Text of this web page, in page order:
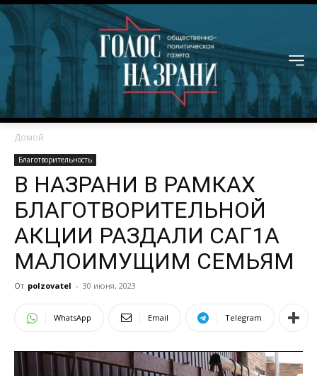
Домой
Благотворительность
В НАЗРАНИ В РАМКАХ
БЛАГОТВОРИТЕЛЬНОЙ
АКЦИИ РАЗДАЛИ САГ1А
МАЛОИМУЩИМ СЕМЬЯМ
От polzovatel - 30 июня, 2023
WhatsApp Email Telegram